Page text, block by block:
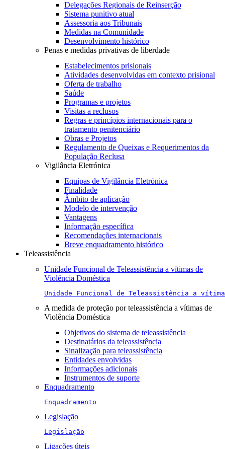
Delegações Regionais de Reinserção
Sistema punitivo atual
Assessoria aos Tribunais
Medidas na Comunidade
Desenvolvimento histórico
Penas e medidas privativas de liberdade
Estabelecimentos prisionais
Atividades desenvolvidas em contexto prisional
Oferta de trabalho
Saúde
Programas e projetos
Visitas a reclusos
Regras e princípios internacionais para o
tratamento penitenciário
Obras e Projetos
Regulamento de Queixas e Requerimentos da
População Reclusa
Vigilância Eletrónica
Equipas de Vigilância Eletrónica
Finalidade
Âmbito de aplicação
Modelo de intervenção
Vantagens
Informação específica
Recomendações internacionais
Breve enquadramento histórico
Teleassistência
Unidade Funcional de Teleassistência a vítimas de
Violência Doméstica
Unidade Funcional de Teleassistência a
A medida de proteção por teleassistência a vítimas de
Violência Doméstica
Objetivos do sistema de teleassistência
Destinatários da teleassistência
Sinalização para teleassistência
Entidades envolvidas
Informações adicionais
Instrumentos de suporte
Enquadramento
Enquadramento
Legislação
Legislação
Ligações úteis